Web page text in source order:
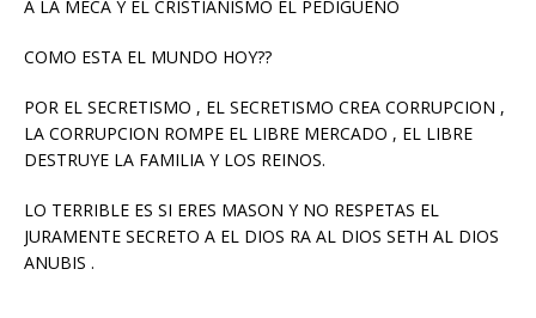
A LA MECA Y EL CRISTIANISMO EL PEDIGUEÑO
COMO ESTA EL MUNDO HOY??
POR EL SECRETISMO , EL SECRETISMO CREA CORRUPCION ,
LA CORRUPCION ROMPE EL LIBRE MERCADO , EL LIBRE
DESTRUYE LA FAMILIA Y LOS REINOS.
LO TERRIBLE ES SI ERES MASON Y NO RESPETAS EL
JURAMENTE SECRETO A EL DIOS RA AL DIOS SETH AL DIOS
ANUBIS .